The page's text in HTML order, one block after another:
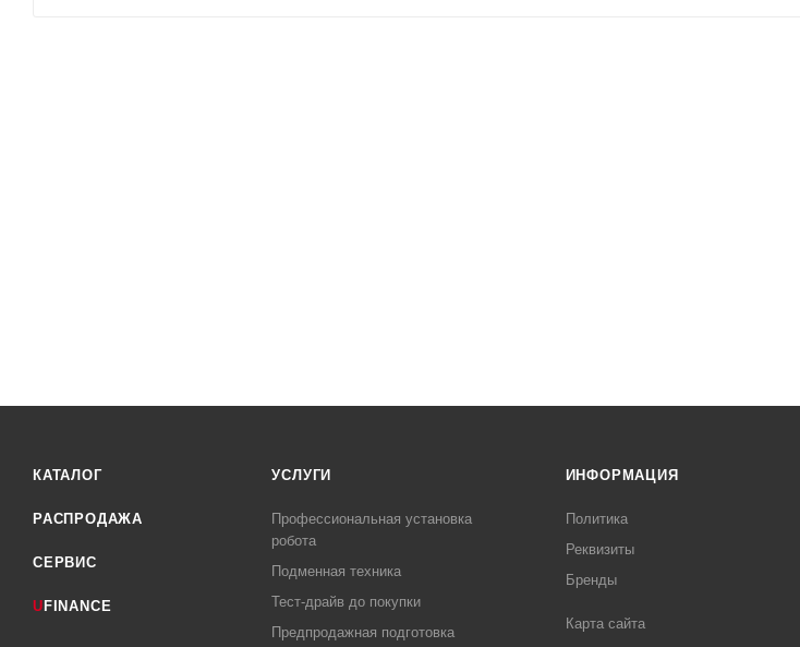
КАТАЛОГ
РАСПРОДАЖА
СЕРВИС
U FINANCE
УСЛУГИ
Профессиональная установка
робота
Подменная техника
Тест-драйв до покупки
Предпродажная подготовка
ИНФОРМАЦИЯ
Политика
Реквизиты
Бренды
Карта сайта